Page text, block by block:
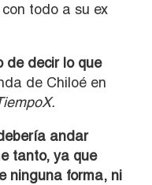
todo a su ex
de decir lo que
de Chiloé en
andar
tanto, ya que
ninguna forma, ni